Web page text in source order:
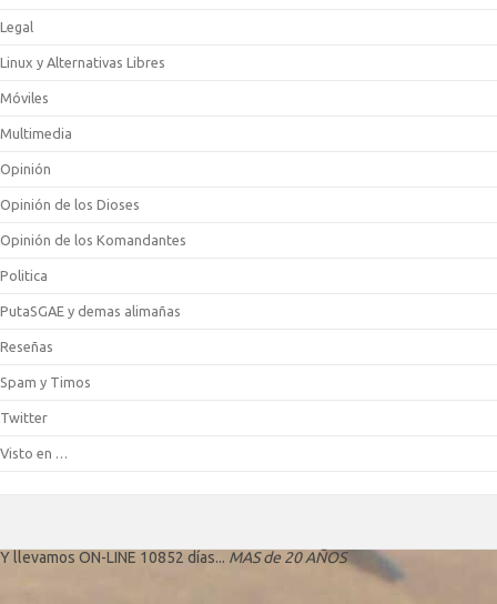
Legal
Linux y Alternativas Libres
Móviles
Multimedia
Opinión
Opinión de los Dioses
Opinión de los Komandantes
Politica
PutaSGAE y demas alimañas
Reseñas
Spam y Timos
Twitter
Visto en …
Y llevamos ON-LINE 10852 días... MAS de 20 AÑOS